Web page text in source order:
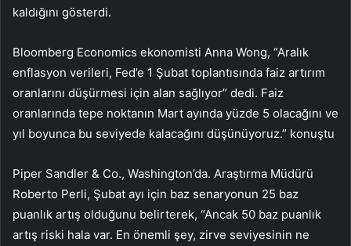
kaldığını gösterdi.
Bloomberg Economics ekonomisti Anna Wong, “Aralık
enflasyon verileri, Fed’e 1 Şubat toplantısında faiz artırım
oranlarını düşürmesi için alan sağlıyor” dedi. Faiz
oranlarında tepe noktanın Mart ayında yüzde 5 olacağını ve
yıl boyunca bu seviyede kalacağını düşünüyoruz.” konuştu
Piper Sandler & Co., Washington’da. Araştırma Müdürü
Roberto Perli, Şubat ayı için baz senaryonun 25 baz
puanlık artış olduğunu belirterek, “Ancak 50 baz puanlık
artış riski hala var. En önemli şey, zirve seviyesinin ne